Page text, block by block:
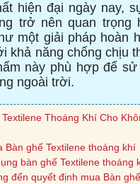
hiện đại ngày nay,
trở nên quan
một giải pháp hoàn
khả năng chống chịu
này phù hợp để
ngoài trời.
Thoáng Khí Cho
Bàn ghế Textilene thoáng khí
bàn ghế Textilene thoáng
đến quyết định mua Bàn